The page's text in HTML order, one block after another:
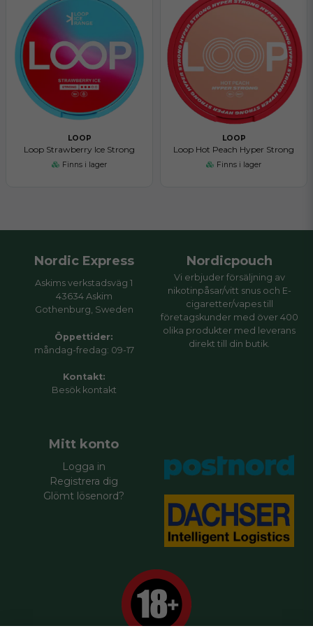
LOOP
Loop Strawberry Ice Strong
Finns i lager
LOOP
Loop Hot Peach Hyper Strong
Finns i lager
Nordic Express
Askims verkstadsväg 1
43634 Askim
Gothenburg, Sweden
Öppettider:
måndag-fredag: 09-17
Kontakt:
Besök kontakt
Nordicpouch
Vi erbjuder försäljning av
nikotinpåsar/vitt snus och E-
cigaretter/vapes till
företagskunder med över 400
olika produkter med leverans
direkt till din butik.
Mitt konto
Logga in
Registrera dig
Glömt lösenord?